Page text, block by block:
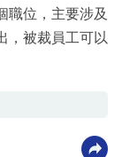
職位，主要涉及
，被裁員工可以